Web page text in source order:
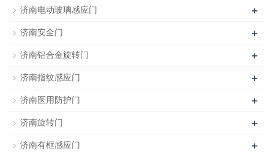
济南电动玻璃感应门 +
济南安全门 +
济南铝合金旋转门 +
济南指纹感应门 +
济南医用防护门 +
济南旋转门 +
济南有框感应门 +